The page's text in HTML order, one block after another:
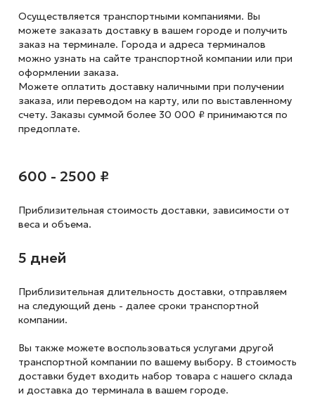
Осуществляется транспортными компаниями. Вы
можете заказать доставку в вашем городе и получить
заказ на терминале. Города и адреса терминалов
можно узнать на сайте транспортной компании или при
оформлении заказа.
Можете оплатить доставку наличными при получении
заказа, или переводом на карту, или по выставленному
счету. Заказы суммой более 30 000 ₽ принимаются по
предоплате.
600 - 2500 ₽
Приблизительная стоимость доставки, зависимости от
веса и объема.
5 дней
Приблизительная длительность доставки, отправляем
на следующий день - далее сроки транспортной
компании.
Вы также можете воспользоваться услугами другой
транспортной компании по вашему выбору. В стоимость
доставки будет входить набор товара с нашего склада
и доставка до терминала в вашем городе.